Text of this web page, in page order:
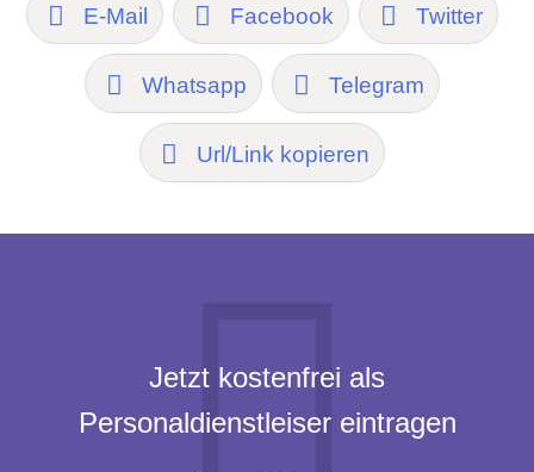
E-Mail Facebook Twitter
Whatsapp Telegram
Url/Link kopieren
Jetzt kostenfrei als
Personaldienstleiser eintragen